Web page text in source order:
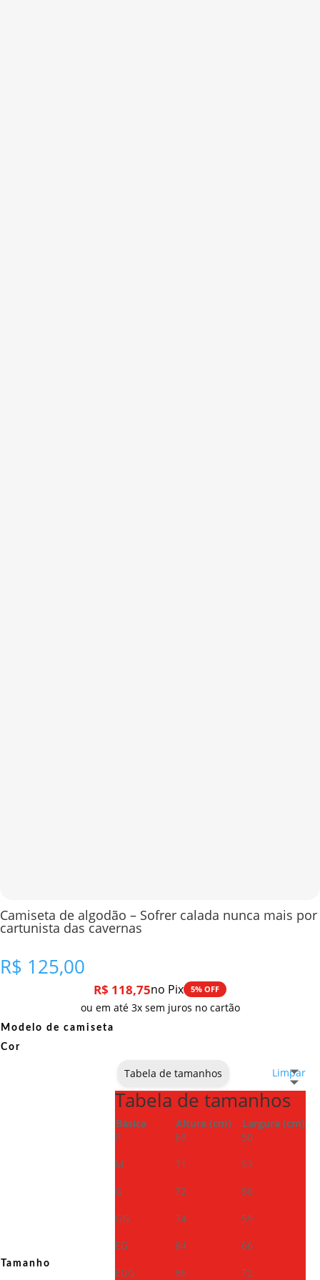
Camiseta de algodão – Sofrer calada nunca mais por
cartunista das cavernas
R$ 125,00
R$ 118,75no Pix 5% OFF
ou em até 3x sem juros no cartão
Modelo de camiseta
Cor
Tamanho
Limpar
Tabela de tamanhos
Tabela de tamanhos
Básica Altura (cm)
Largura (cm)
P
69
50
M
71
53
G
72
56
GG
74
59
EG
84
66
EGG
86
72